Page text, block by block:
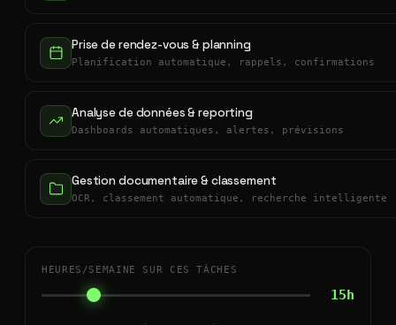
Prise de rendez-vous & planning
Planification automatique, rappels, confirmations
Analyse de données & reporting
Dashboards automatiques, alertes, prévisions
Gestion documentaire & classement
OCR, classement automatique, recherche intelligente
HEURES/SEMAINE SUR CES TÂCHES
15h